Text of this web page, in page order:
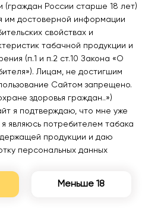
57 гр.
2050₽
(граждан России старше 18 лет)
им достоверной информации
свойствах и
табачной продукции и
(п.1 и п.2 ст.10 Закона «О
Лицам, не достигшим
Сайтом запрещено.
здоровья граждан..»)
я подтверждаю, что мне уже
я являюсь потребителем табака
продукции и даю
персональных данных
Меньше 18